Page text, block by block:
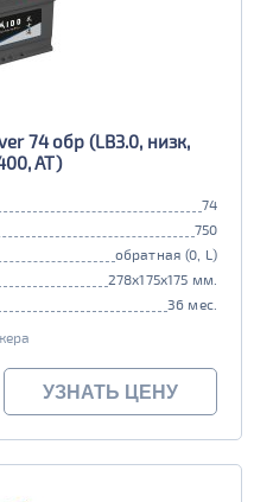
74 обр (LB3.0, низк,
AT)
74
750
обратная (0, L)
278x175x175 мм.
36 мес.
УЗНАТЬ ЦЕНУ